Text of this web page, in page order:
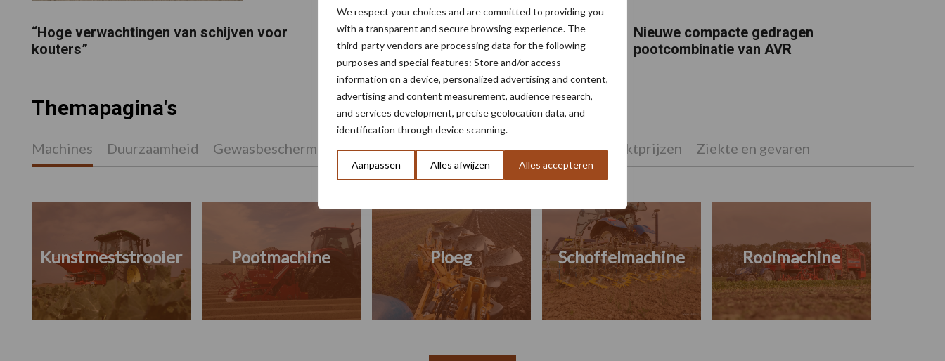
We respect your choices and are committed to providing you
with a transparent and secure browsing experience. The
third-party vendors are processing data for the following
purposes and special features: Store and/or access
information on a device, personalized advertising and content,
advertising and content measurement, audience research,
and services development, precise geolocation data, and
identification through device scanning.
Aanpassen Alles afwijzen Alles accepteren
“Hoge verwachtingen van schijven voor
kouters”
Oogst biologische aardappelen in volle
gang
Nieuwe compacte gedragen
pootcombinatie van AVR
Themapagina's
Machines Duurzaamheid Gewasbescherming Poten en zaaien Oogst en bewaring Marktprijzen Ziekte en gevaren
Kunstmeststrooier Pootmachine Ploeg Schoffelmachine Rooimachine